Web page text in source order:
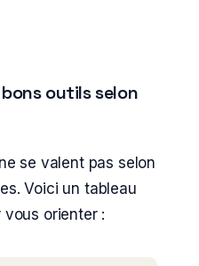
outils selon
se valent pas selon
Voici un tableau
orienter :